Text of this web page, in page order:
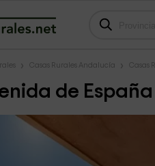
Casas Rurales Andalucía Casas
de España